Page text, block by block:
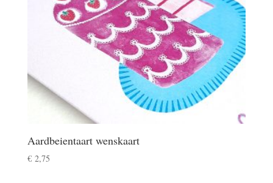
Aardbeientaart wenskaart
€2,75